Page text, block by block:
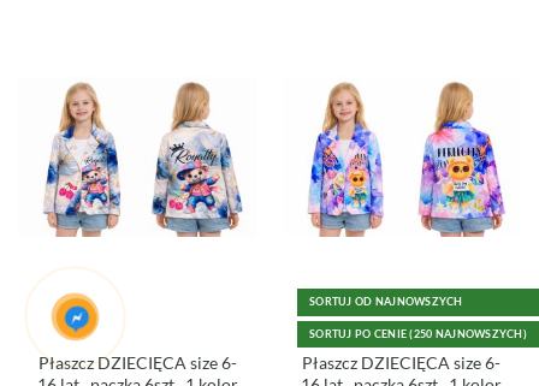
Płaszcz DZIECIĘCA size 6-
Płaszcz DZIECIĘCA size 6-
SORTUJ OD NAJNOWSZYCH
SORTUJ PO CENIE (250 NAJNOWSZYCH)